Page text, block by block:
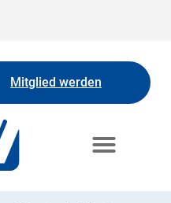
Mitglied werden